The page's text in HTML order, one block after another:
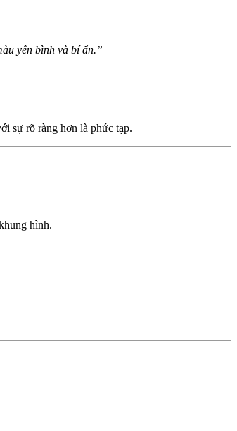
yên bình và bí ẩn.”
sự rõ ràng hơn là phức tạp.
hình.